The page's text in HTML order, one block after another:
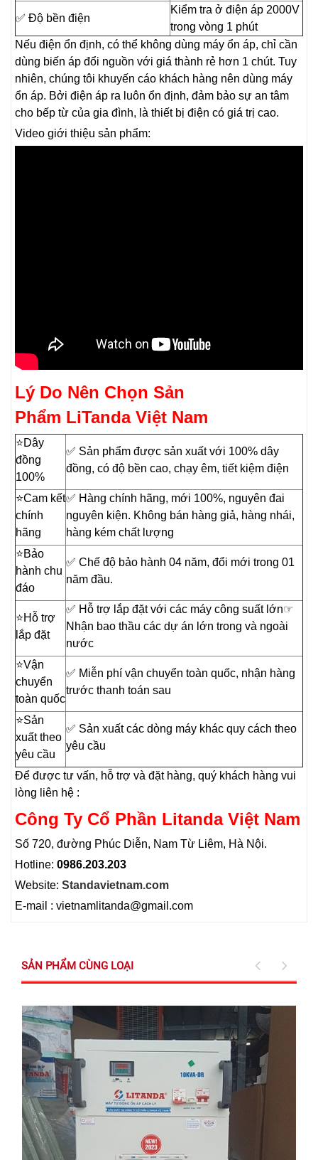
✅ Độ bền điện
Kiểm tra ở điện áp 2000V
trong vòng 1 phút
Nếu điện ổn định, có thể không dùng máy ổn áp, chỉ cần
dùng biến áp đổi nguồn với giá thành rẻ hơn 1 chút. Tuy
nhiên, chúng tôi khuyến cáo khách hàng nên dùng máy
ổn áp. Bởi điện áp ra luôn ổn định, đảm bảo sự an tâm
cho bếp từ của gia đình, là thiết bị điện có giá trị cao.
Video giới thiệu sản phẩm:
Lý Do Nên Chọn Sản
Phẩm LiTanda Việt Nam
⭐️Dây
đồng
100%
✅ Sản phẩm được sản xuất với 100% dây
đồng, có độ bền cao, chạy êm, tiết kiệm điện
⭐️Cam kết
chính
hãng
✅ Hàng chính hãng, mới 100%, nguyên đai
nguyên kiện. Không bán hàng giả, hàng nhái,
hàng kém chất lượng
⭐️Bảo
hành chu
đáo
✅ Chế độ bảo hành 04 năm, đổi mới trong 01
năm đầu.
⭐️Hỗ trợ
lắp đặt
✅ Hỗ trợ lắp đặt với các máy công suất lớn☞
Nhận bao thầu các dự án lớn trong và ngoài
nước
⭐️Vận
chuyển
toàn quốc
✅ Miễn phí vận chuyển toàn quốc, nhận hàng
trước thanh toán sau
⭐️Sản
xuất theo
yêu cầu
✅ Sản xuất các dòng máy khác quy cách theo
yêu cầu
Để được tư vấn, hỗ trợ và đặt hàng, quý khách hàng vui
lòng liên hệ :
Công Ty Cổ Phần Litanda Việt Nam
Số 720, đường Phúc Diễn, Nam Từ Liêm, Hà Nội.
Hotline: 0986.203.203
Website: Standavietnam.com
E-mail : vietnamlitanda@gmail.com
SẢN PHẨM CÙNG LOẠI